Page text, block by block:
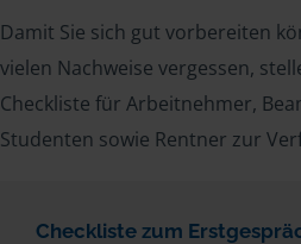
Damit Sie sich gut vorbereiten
vielen Nachweise vergessen,
Checkliste für Arbeitnehmer,
Studenten sowie Rentner zur
Checkliste zum